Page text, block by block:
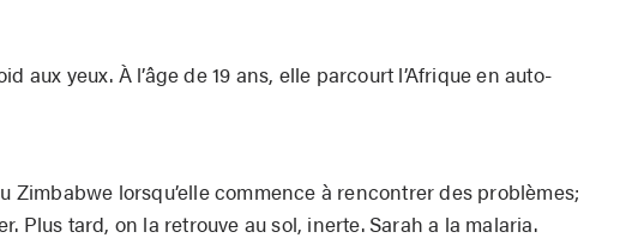
aux yeux. À l’âge de 19 ans, elle parcourt l’Afrique en auto-
Zimbabwe lorsqu’elle commence à rencontrer des problèmes;
Plus tard, on la retrouve au sol, inerte. Sarah a la malaria.